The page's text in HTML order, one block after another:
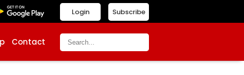
Subscribe
Login
Contact